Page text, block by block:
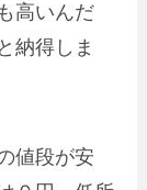
高いんだ
納得しま
値段が安